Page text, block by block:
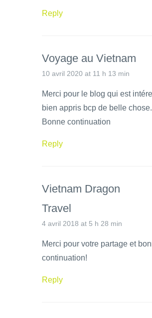
Reply
Voyage au Vietnam
10 avril 2020 at 11 h 13 min
Merci pour le blog qui est
bien appris bcp de belle chose.
Bonne continuation
Reply
Vietnam Dragon
Travel
4 avril 2018 at 5 h 28 min
Merci pour votre partage et
continuation!
Reply